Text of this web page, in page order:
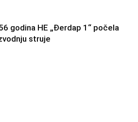
godina HE „Đerdap 1“ počela
struje